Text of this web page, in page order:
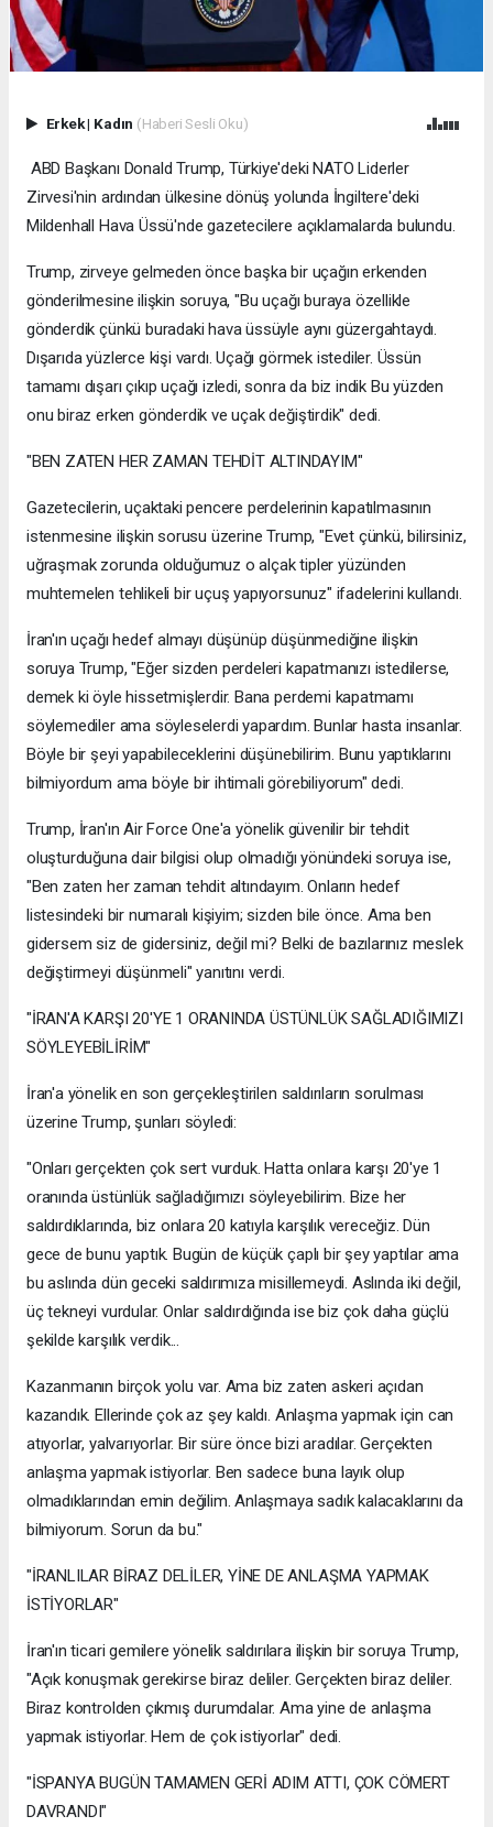
Erkek| Kadın (Haberi Sesli Oku)
ABD Başkanı Donald Trump, Türkiye'deki NATO Liderler
Zirvesi'nin ardından ülkesine dönüş yolunda İngiltere'deki
Mildenhall Hava Üssü'nde gazetecilere açıklamalarda bulundu.
Trump, zirveye gelmeden önce başka bir uçağın erkenden
gönderilmesine ilişkin soruya, "Bu uçağı buraya özellikle
gönderdik çünkü buradaki hava üssüyle aynı güzergahtaydı.
Dışarıda yüzlerce kişi vardı. Uçağı görmek istediler. Üssün
tamamı dışarı çıkıp uçağı izledi, sonra da biz indik Bu yüzden
onu biraz erken gönderdik ve uçak değiştirdik" dedi.
"BEN ZATEN HER ZAMAN TEHDİT ALTINDAYIM"
Gazetecilerin, uçaktaki pencere perdelerinin kapatılmasının
istenmesine ilişkin sorusu üzerine Trump, "Evet çünkü, bilirsiniz,
uğraşmak zorunda olduğumuz o alçak tipler yüzünden
muhtemelen tehlikeli bir uçuş yapıyorsunuz" ifadelerini kullandı.
İran'ın uçağı hedef almayı düşünüp düşünmediğine ilişkin
soruya Trump, "Eğer sizden perdeleri kapatmanızı istedilerse,
demek ki öyle hissetmişlerdir. Bana perdemi kapatmamı
söylemediler ama söyleselerdi yapardım. Bunlar hasta insanlar.
Böyle bir şeyi yapabileceklerini düşünebilirim. Bunu yaptıklarını
bilmiyordum ama böyle bir ihtimali görebiliyorum" dedi.
Trump, İran'ın Air Force One'a yönelik güvenilir bir tehdit
oluşturduğuna dair bilgisi olup olmadığı yönündeki soruya ise,
"Ben zaten her zaman tehdit altındayım. Onların hedef
listesindeki bir numaralı kişiyim; sizden bile önce. Ama ben
gidersem siz de gidersiniz, değil mi? Belki de bazılarınız meslek
değiştirmeyi düşünmeli" yanıtını verdi.
"İRAN'A KARŞI 20'YE 1 ORANINDA ÜSTÜNLÜK SAĞLADIĞIMIZI
SÖYLEYEBİLİRİM"
İran'a yönelik en son gerçekleştirilen saldırıların sorulması
üzerine Trump, şunları söyledi:
"Onları gerçekten çok sert vurduk. Hatta onlara karşı 20'ye 1
oranında üstünlük sağladığımızı söyleyebilirim. Bize her
saldırdıklarında, biz onlara 20 katıyla karşılık vereceğiz. Dün
gece de bunu yaptık. Bugün de küçük çaplı bir şey yaptılar ama
bu aslında dün geceki saldırımıza misillemeydi. Aslında iki değil,
üç tekneyi vurdular. Onlar saldırdığında ise biz çok daha güçlü
şekilde karşılık verdik...
Kazanmanın birçok yolu var. Ama biz zaten askeri açıdan
kazandık. Ellerinde çok az şey kaldı. Anlaşma yapmak için can
atıyorlar, yalvarıyorlar. Bir süre önce bizi aradılar. Gerçekten
anlaşma yapmak istiyorlar. Ben sadece buna layık olup
olmadıklarından emin değilim. Anlaşmaya sadık kalacaklarını da
bilmiyorum. Sorun da bu."
"İRANLILAR BİRAZ DELİLER, YİNE DE ANLAŞMA YAPMAK
İSTİYORLAR"
İran'ın ticari gemilere yönelik saldırılara ilişkin bir soruya Trump,
"Açık konuşmak gerekirse biraz deliler. Gerçekten biraz deliler.
Biraz kontrolden çıkmış durumdalar. Ama yine de anlaşma
yapmak istiyorlar. Hem de çok istiyorlar" dedi.
"İSPANYA BUGÜN TAMAMEN GERİ ADIM ATTI, ÇOK CÖMERT
DAVRANDI"